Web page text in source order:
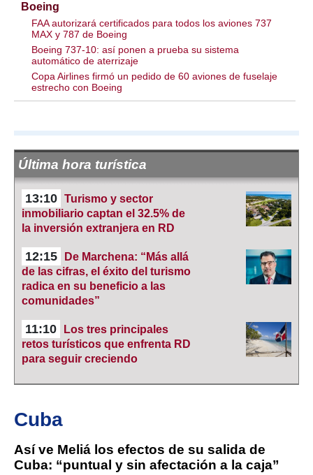
Boeing
FAA autorizará certificados para todos los aviones 737
MAX y 787 de Boeing
Boeing 737-10: así ponen a prueba su sistema
automático de aterrizaje
Copa Airlines firmó un pedido de 60 aviones de fuselaje
estrecho con Boeing
Última hora turística
13:10 Turismo y sector
inmobiliario captan el 32.5% de
la inversión extranjera en RD
12:15
De Marchena: “Más allá
de las cifras, el éxito del turismo
radica en su beneficio a las
comunidades”
11:10
Los tres principales
retos turísticos que enfrenta RD
para seguir creciendo
Cuba
Así ve Meliá los efectos de su salida de
Cuba: “puntual y sin afectación a la caja”